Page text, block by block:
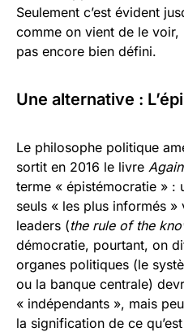
Seulement c’est évident
comme on vient de le voir,
pas encore bien défini.
Une alternative :
Le philosophe politique
sortit en 2016 le livre
terme « épistémocratie » :
seuls « les plus informés
leaders (the rule of the
démocratie, pourtant, on
organes politiques (le
ou la banque centrale)
« indépendants », mais
la signification de ce